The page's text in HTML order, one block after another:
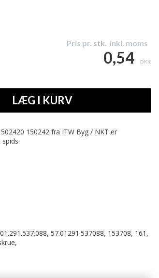
Pris pr. stk. inkl. moms
0,54 DKK
LÆG I KURV
150242 fra ITW Byg / NKT er
57.01291.537088, 153708, 161,